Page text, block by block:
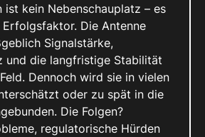
ist kein Nebenschauplatz – es
Die Antenne
Signalstärke,
und die langfristige Stabilität
Dennoch wird sie in vielen
oder zu spät in die
Die Folgen?
regulatorische Hürden